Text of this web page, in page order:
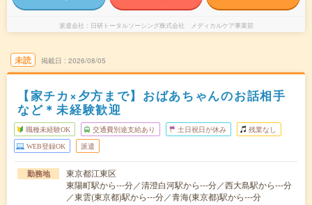
派遣会社 日研トータルソーシング株式会社 メディカルケア事業部
未読 掲載日 2026/08/05
【家チカ×夕方まで】おばあちゃんのお話相手
など＊未経験歓迎
職種未経験OK 交通費別途支給あり 土日祝日が休み 残業なし
WEB登録OK 派遣
勤務地
東京都江東区
東陽町駅から---分／清澄白河駅から---分／西大島駅から---分
／東雲(東京都)駅から---分／青海(東京都)駅から---分